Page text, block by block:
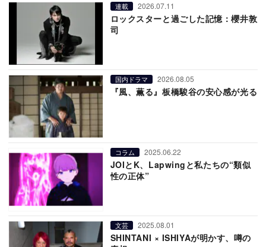
連載 2026.07.11
ロックスターと過ごした記憶：櫻井敦
司
国内ドラマ 2026.08.05
『風、薫る』板橋駿谷の安心感が光る
コラム 2025.06.22
JOIとK、Lapwingと私たちの“類似
性の正体”
文芸 2025.08.01
SHINTANI × ISHIYAが明かす、噂の